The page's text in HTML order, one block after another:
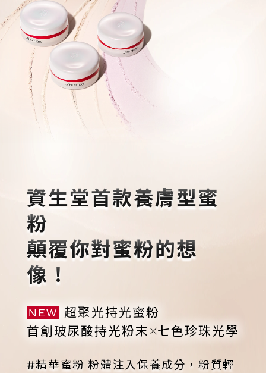
為您推薦
超聚光活膚粉底精華
資生堂首款養膚型蜜
粉
顛覆你對蜜粉的想
像！
NEW
超聚光持光蜜粉
首創玻尿酸持光粉末
七色珍珠光學
#精華蜜粉 粉體注入保養成分，粉質輕